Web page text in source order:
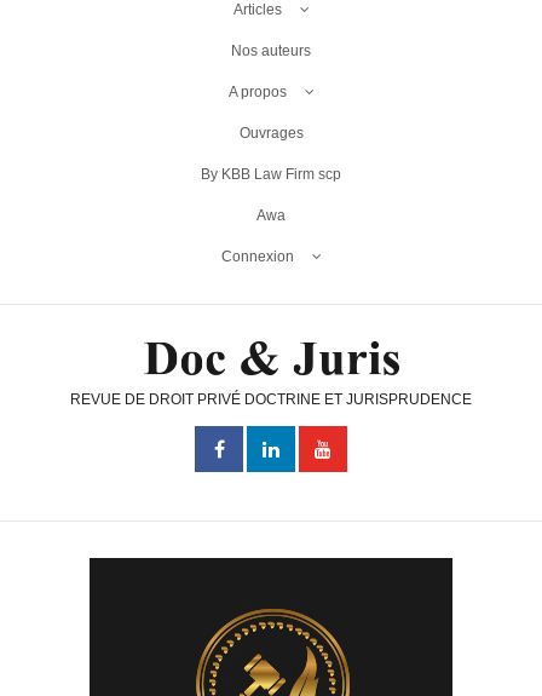
Articles
Nos auteurs
A propos
Ouvrages
By KBB Law Firm scp
Awa
Connexion
REVUE DE DROIT PRIVÉ DOCTRINE ET JURISPRUDENCE